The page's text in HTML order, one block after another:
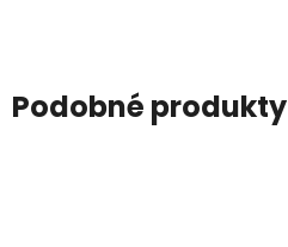
Podobné produkty